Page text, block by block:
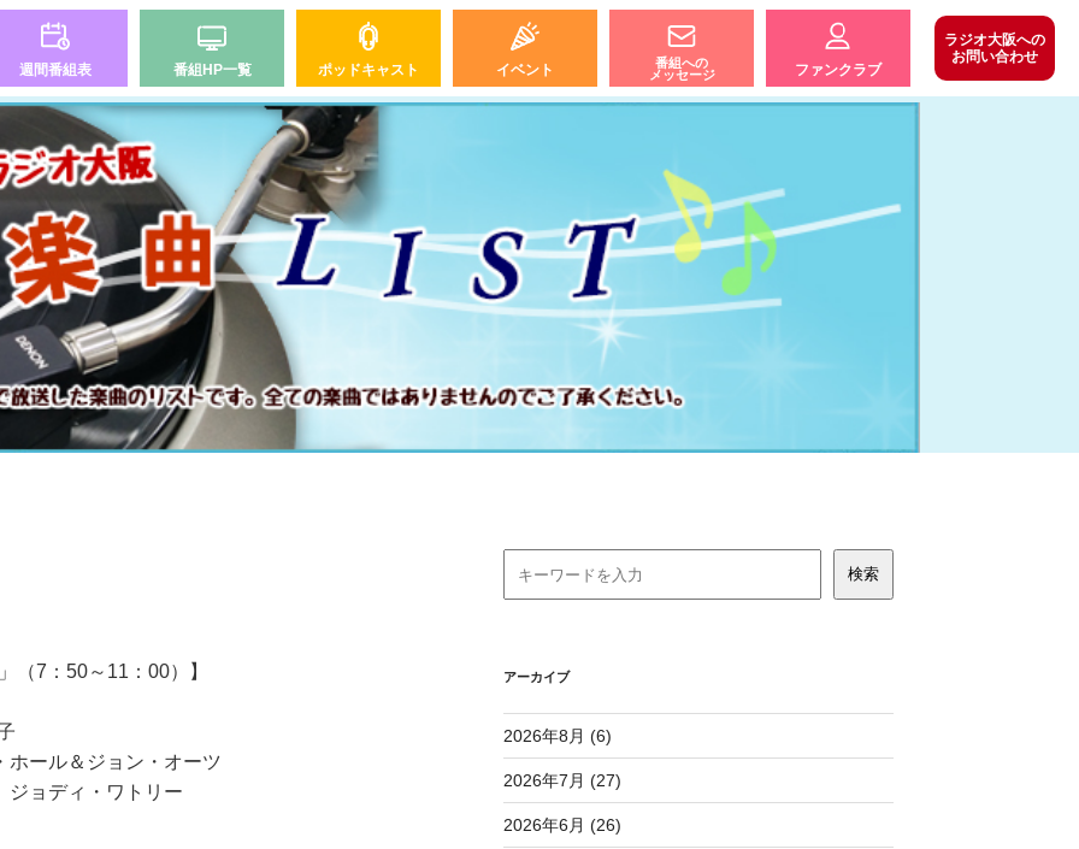
週間番組表 番組HP一覧 ポッドキャスト イベント
番組への
メッセージ
ファンクラブ
ラジオ大阪への
お問い合わせ
（7：50～11：00）】
ル＆ジョン・オーツ
ョディ・ワトリー
アーカイブ
2026年8月 (6)
2026年7月 (27)
2026年6月 (26)